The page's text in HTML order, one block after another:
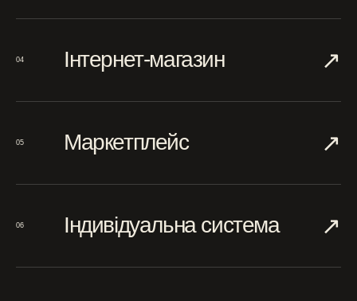
04 Інтернет-магазин ↗︎
05 Маркетплейс ↗︎
06 Індивідуальна система ↗︎